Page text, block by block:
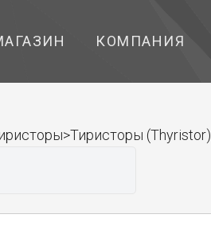
КОМПАНИЯ
(Thyristor)